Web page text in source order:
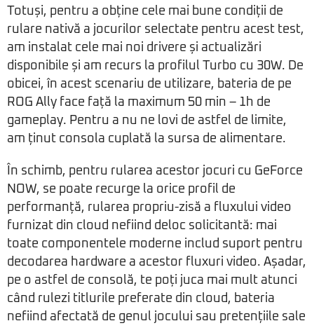
Totuși, pentru a obține cele mai bune condiții de
rulare nativă a jocurilor selectate pentru acest test,
am instalat cele mai noi drivere și actualizări
disponibile și am recurs la profilul Turbo cu 30W. De
obicei, în acest scenariu de utilizare, bateria de pe
ROG Ally face față la maximum 50 min – 1h de
gameplay. Pentru a nu ne lovi de astfel de limite,
am ținut consola cuplată la sursa de alimentare.
În schimb, pentru rularea acestor jocuri cu GeForce
NOW, se poate recurge la orice profil de
performanță, rularea propriu-zisă a fluxului video
furnizat din cloud nefiind deloc solicitantă: mai
toate componentele moderne includ suport pentru
decodarea hardware a acestor fluxuri video. Așadar,
pe o astfel de consolă, te poți juca mai mult atunci
când rulezi titlurile preferate din cloud, bateria
nefiind afectată de genul jocului sau pretențiile sale